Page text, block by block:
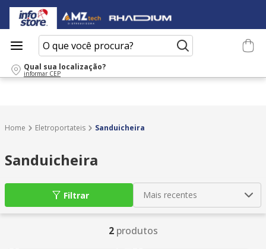
O que você procura?
Qual sua localização?
informar CEP
Eletroportateis Sanduicheira
Sanduicheira
Mais recentes
Filtrar
2 produtos